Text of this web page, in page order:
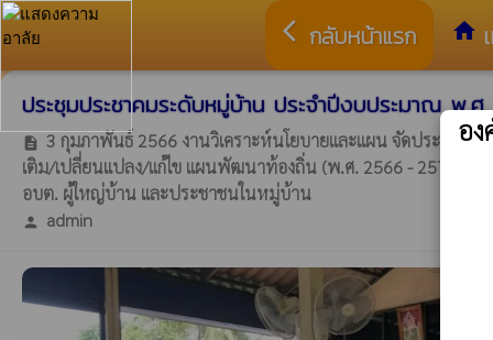
arrow_back_ios กลับหน้าแรก home
ประชุมประชาคมระดับหมู่บ้าน ประจำปีงบประมาณ
description 3 กุมภาพันธ์ 2566 งานวิเคราะห์นโยบายและแผน จัดประชุม
เติม/เปลี่ยนแปลง/แก้ไข แผนพัฒนาท้องถิ่น (พ.ศ. 2566 - 2570) อ
อบต. ผู้ใหญ่บ้าน และประชาชนในหมู่บ้าน
person admin
อ